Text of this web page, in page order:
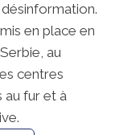
en place en
au
centres
au fur et à